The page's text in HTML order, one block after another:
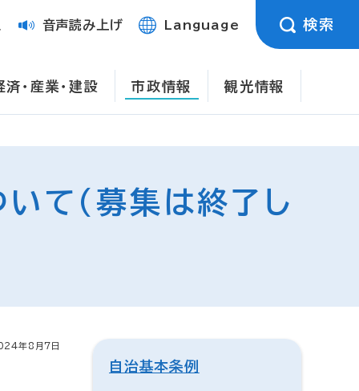
音声読み上げ Language 検索
済・産業・建設 市政情報 観光情報
て（募集は終了し
年8月7日
自治基本条例